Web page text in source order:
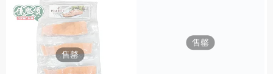
售罄
售罄